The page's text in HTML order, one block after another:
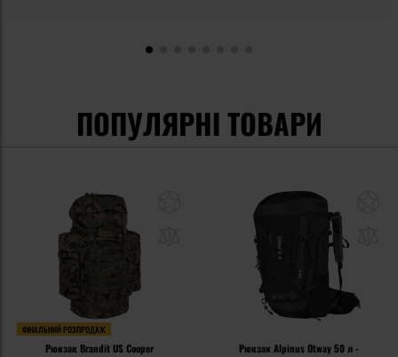
ПОПУЛЯРНІ ТОВАРИ
ФІНАЛЬНИЙ РОЗПРОДАЖ
Рюкзак Brandit US Cooper
Рюкзак Alpinus Otway 50 л -